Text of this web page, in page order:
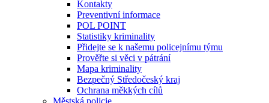
Kontakty
Preventivní informace
POL POINT
Statistiky kriminality
Přidejte se k našemu policejnímu týmu
Prověřte si věci v pátrání
Mapa kriminality
Bezpečný Středočeský kraj
Ochrana měkkých cílů
Městská policie